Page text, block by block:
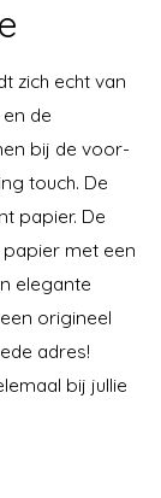
zich echt van
de
bij de voor-
touch. De
papier. De
met een
elegante
origineel
adres!
bij jullie